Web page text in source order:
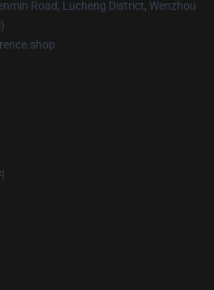
Road, Lucheng District, Wenzhou